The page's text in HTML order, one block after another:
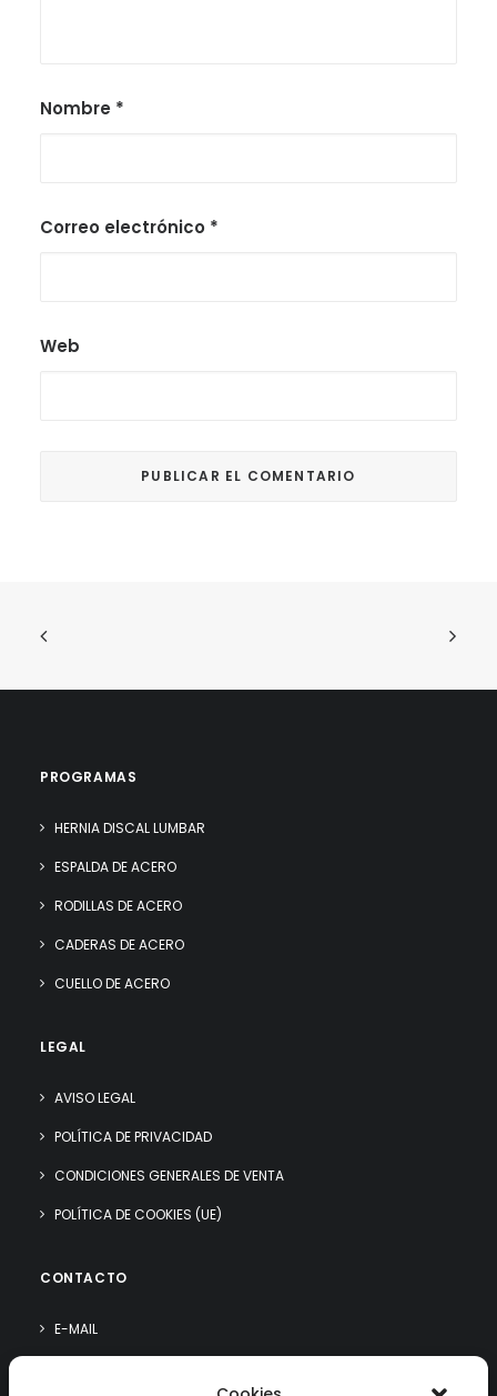
Nombre *
Correo electrónico *
Web
PROGRAMAS
HERNIA DISCAL LUMBAR
ESPALDA DE ACERO
RODILLAS DE ACERO
CADERAS DE ACERO
CUELLO DE ACERO
LEGAL
AVISO LEGAL
POLÍTICA DE PRIVACIDAD
CONDICIONES GENERALES DE VENTA
POLÍTICA DE COOKIES (UE)
CONTACTO
E-MAIL